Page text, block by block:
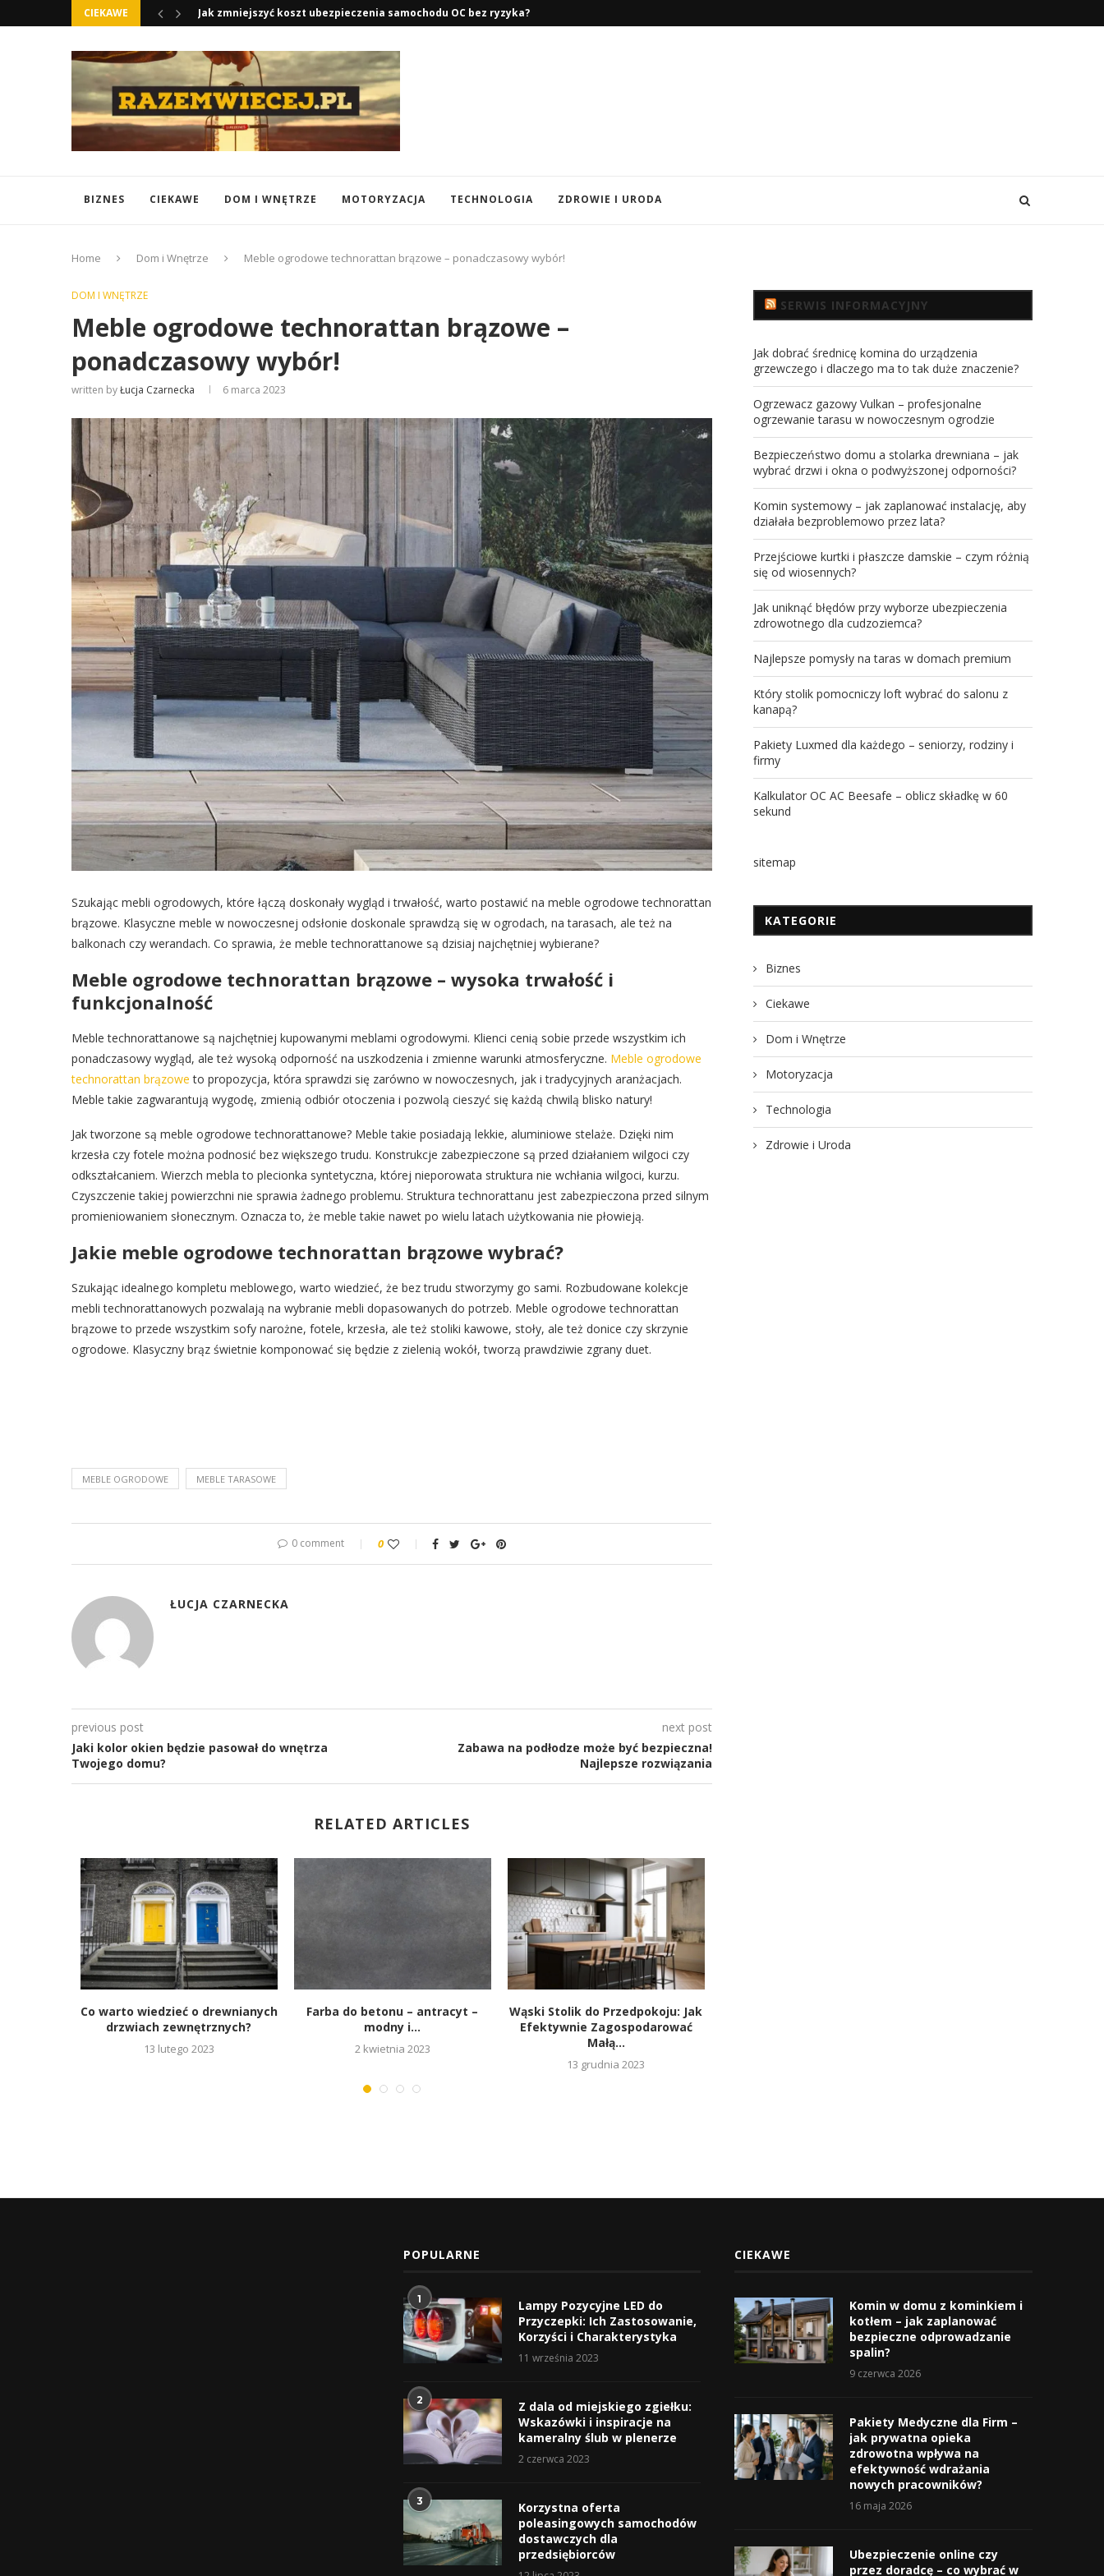
CIEKAWE Otulacze do Fotelika Samochodowego – Lato, Zima i...
BIZNES CIEKAWE DOM I WNĘTRZE MOTORYZACJA TECHNOLOGIA ZDROWIE I URODA
Home Dom i Wnętrze Meble ogrodowe technorattan brązowe – ponadczasowy wybór!
DOM I WNĘTRZE
Meble ogrodowe technorattan brązowe –
ponadczasowy wybór!
written byŁucja Czarnecka 6 marca 2023
Szukając mebli ogrodowych, które łączą doskonały wygląd i trwałość, warto postawić na meble ogrodowe technorattan
brązowe. Klasyczne meble w nowoczesnej odsłonie doskonale sprawdzą się w ogrodach, na tarasach, ale też na
balkonach czy werandach. Co sprawia, że meble technorattanowe są dzisiaj najchętniej wybierane?
Meble ogrodowe technorattan brązowe – wysoka trwałość i
funkcjonalność
Meble technorattanowe są najchętniej kupowanymi meblami ogrodowymi. Klienci cenią sobie przede wszystkim ich
ponadczasowy wygląd, ale też wysoką odporność na uszkodzenia i zmienne warunki atmosferyczne. Meble ogrodowe
technorattan brązowe to propozycja, która sprawdzi się zarówno w nowoczesnych, jak i tradycyjnych aranżacjach.
Meble takie zagwarantują wygodę, zmienią odbiór otoczenia i pozwolą cieszyć się każdą chwilą blisko natury!
Jak tworzone są meble ogrodowe technorattanowe? Meble takie posiadają lekkie, aluminiowe stelaże. Dzięki nim
krzesła czy fotele można podnosić bez większego trudu. Konstrukcje zabezpieczone są przed działaniem wilgoci czy
odkształcaniem. Wierzch mebla to plecionka syntetyczna, której nieporowata struktura nie wchłania wilgoci, kurzu.
Czyszczenie takiej powierzchni nie sprawia żadnego problemu. Struktura technorattanu jest zabezpieczona przed silnym
promieniowaniem słonecznym. Oznacza to, że meble takie nawet po wielu latach użytkowania nie płowieją.
Jakie meble ogrodowe technorattan brązowe wybrać?
Szukając idealnego kompletu meblowego, warto wiedzieć, że bez trudu stworzymy go sami. Rozbudowane kolekcje
mebli technorattanowych pozwalają na wybranie mebli dopasowanych do potrzeb. Meble ogrodowe technorattan
brązowe to przede wszystkim sofy narożne, fotele, krzesła, ale też stoliki kawowe, stoły, ale też donice czy skrzynie
ogrodowe. Klasyczny brąz świetnie komponować się będzie z zielenią wokół, tworzą prawdziwie zgrany duet.
MEBLE OGRODOWE MEBLE TARASOWE
0 comment 0
ŁUCJA CZARNECKA
previous post
Jaki kolor okien będzie pasował do wnętrza
Twojego domu?
next post
Zabawa na podłodze może być bezpieczna!
Najlepsze rozwiązania
RELATED ARTICLES
Co warto wiedzieć o drewnianych
drzwiach zewnętrznych?
13 lutego 2023
Farba do betonu – antracyt –
modny i...
2 kwietnia 2023
Wąski Stolik do Przedpokoju: Jak
Efektywnie Zagospodarować
Małą...
13 grudnia 2023
SERWIS INFORMACYJNY
Jak dobrać średnicę komina do urządzenia
grzewczego i dlaczego ma to tak duże znaczenie?
Ogrzewacz gazowy Vulkan – profesjonalne
ogrzewanie tarasu w nowoczesnym ogrodzie
Bezpieczeństwo domu a stolarka drewniana – jak
wybrać drzwi i okna o podwyższonej odporności?
Komin systemowy – jak zaplanować instalację, aby
działała bezproblemowo przez lata?
Przejściowe kurtki i płaszcze damskie – czym różnią
się od wiosennych?
Jak uniknąć błędów przy wyborze ubezpieczenia
zdrowotnego dla cudzoziemca?
Najlepsze pomysły na taras w domach premium
Który stolik pomocniczy loft wybrać do salonu z
kanapą?
Pakiety Luxmed dla każdego – seniorzy, rodziny i
firmy
Kalkulator OC AC Beesafe – oblicz składkę w 60
sekund
sitemap
KATEGORIE
Biznes
Ciekawe
Dom i Wnętrze
Motoryzacja
Technologia
Zdrowie i Uroda
POPULARNE
1
Lampy Pozycyjne LED do
Przyczepki: Ich Zastosowanie,
Korzyści i Charakterystyka
11 września 2023
2
Z dala od miejskiego zgiełku:
Wskazówki i inspiracje na
kameralny ślub w plenerze
2 czerwca 2023
3
Korzystna oferta
poleasingowych samochodów
dostawczych dla
przedsiębiorców
CIEKAWE
Komin w domu z kominkiem i
kotłem – jak zaplanować
bezpieczne odprowadzanie
spalin?
9 czerwca 2026
Pakiety Medyczne dla Firm –
jak prywatna opieka
zdrowotna wpływa na
efektywność wdrażania
nowych pracowników?
16 maja 2026
Ubezpieczenie online czy
przez doradcę – co wybrać w